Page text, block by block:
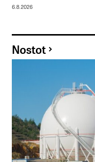
6.8.2026
Nostot